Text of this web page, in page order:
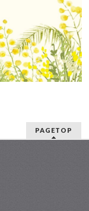
PAGETOP